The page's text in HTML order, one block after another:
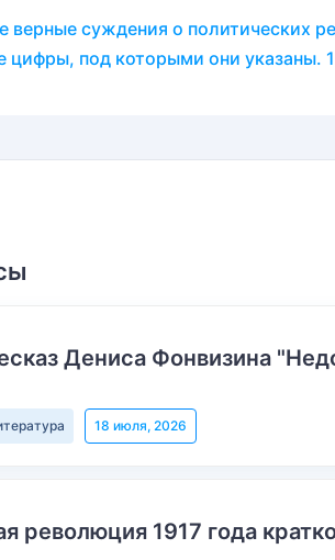
верные суждения о политических
цифры, под которыми они
Дениса Фонвизина
18 июля, 2026
революция 1917 года